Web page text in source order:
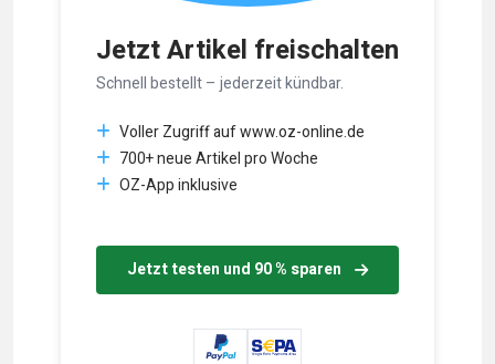
Jetzt Artikel freischalten
Schnell bestellt – jederzeit kündbar.
Voller Zugriff auf www.oz-online.de
700+ neue Artikel pro Woche
OZ-App inklusive
Jetzt testen und 90 % sparen